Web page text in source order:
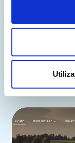
“Domeniul
jurul valorilor